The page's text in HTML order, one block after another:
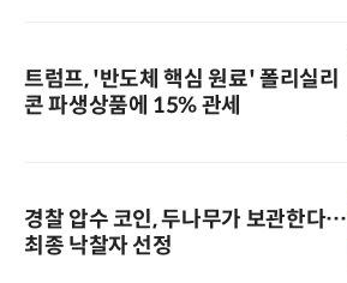
트럼프, '반도체 핵심 원료' 폴리실리
콘 파생상품에 15% 관세
경찰 압수 코인, 두나무가 보관한다…
최종 낙찰자 선정